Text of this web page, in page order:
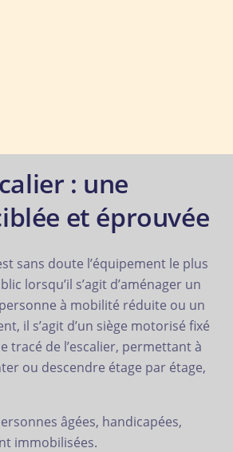
: une
et éprouvée
sans doute l’équipement le plus
lorsqu’il s’agit d’aménager un
à mobilité réduite ou un
il s’agit d’un siège motorisé fixé
tracé de l’escalier, permettant à
ou descendre étage par étage,
âgées, handicapées,
immobilisées.